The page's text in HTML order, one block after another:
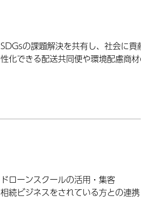
SDGsの課題解決を共有し、社会に貢献
性化できる配送共同便や環境配慮商材
ドローンスクールの活用・集客
相続ビジネスをされている方との連携